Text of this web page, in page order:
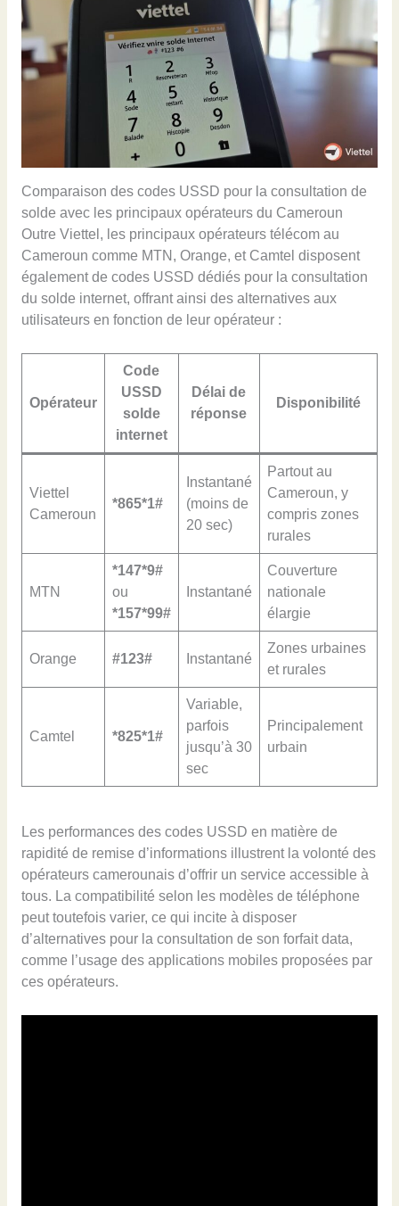
Comparaison des codes USSD pour la consultation de
solde avec les principaux opérateurs du Cameroun
Outre Viettel, les principaux opérateurs télécom au
Cameroun comme MTN, Orange, et Camtel disposent
également de codes USSD dédiés pour la consultation
du solde internet, offrant ainsi des alternatives aux
utilisateurs en fonction de leur opérateur :
Opérateur
Code
USSD
solde
internet
Délai de
réponse
Disponibilité
Viettel
Cameroun
*865*1#
Instantané
(moins de
20 sec)
Partout au
Cameroun, y
compris zones
rurales
MTN
*147*9#
ou
*157*99#
Instantané
Couverture
nationale
élargie
Orange #123# Instantané
Zones urbaines
et rurales
Camtel *825*1#
Variable,
parfois
jusqu’à 30
sec
Principalement
urbain
Les performances des codes USSD en matière de
rapidité de remise d’informations illustrent la volonté des
opérateurs camerounais d’offrir un service accessible à
tous. La compatibilité selon les modèles de téléphone
peut toutefois varier, ce qui incite à disposer
d’alternatives pour la consultation de son forfait data,
comme l’usage des applications mobiles proposées par
ces opérateurs.